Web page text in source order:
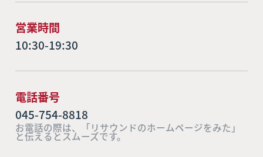
営業時間
10:30-19:30
電話番号
045-754-8818
お電話の際は、「リサウンドのホームページをみた」
と伝えるとスムーズです。